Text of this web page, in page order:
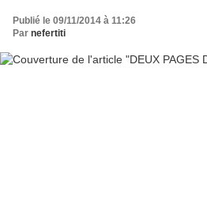
Publié le 09/11/2014 à 11:26
Par nefertiti